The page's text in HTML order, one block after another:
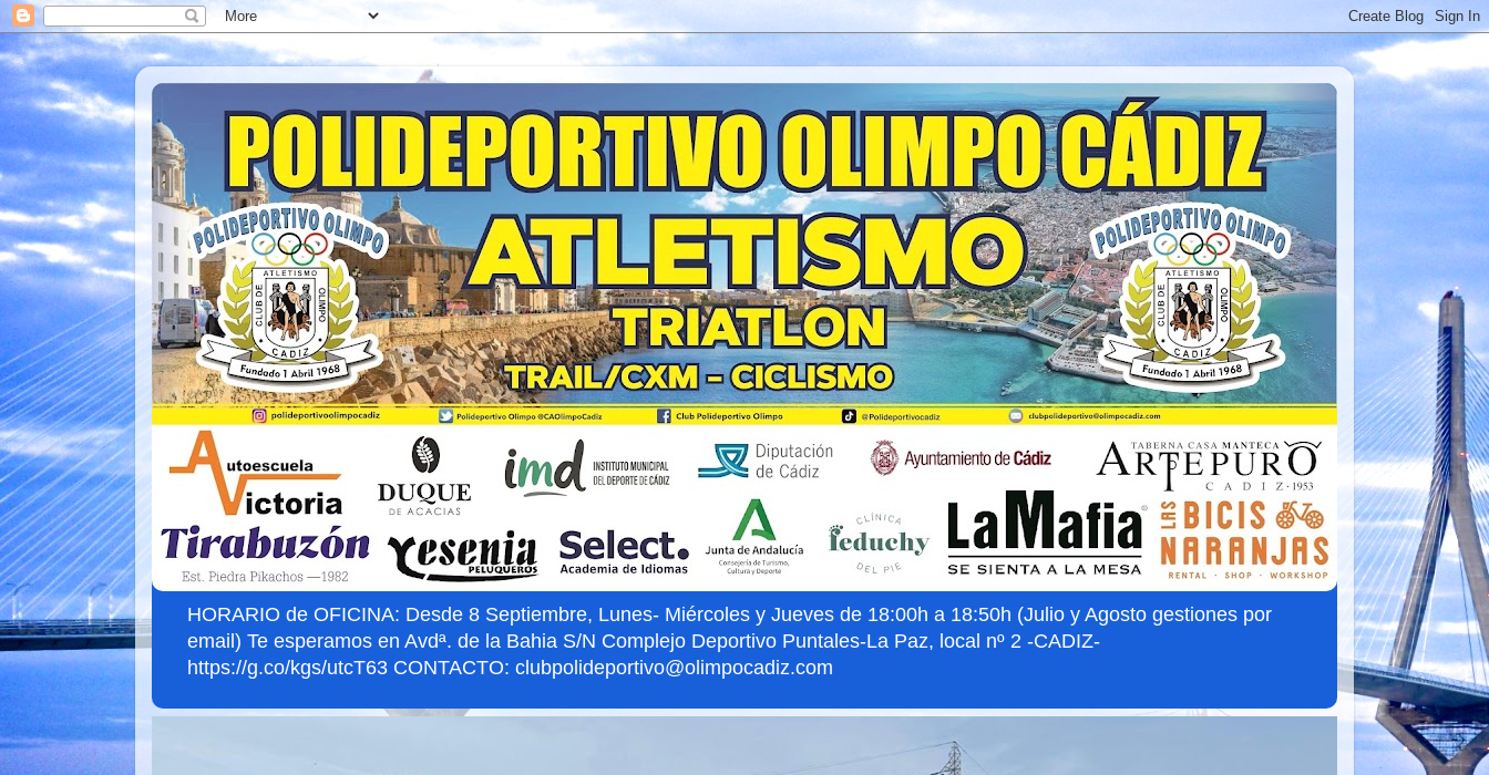
HORARIO de OFICINA: Desde 8 Septiembre, Lunes- Miércoles y Jueves de 18:00h a 18:50h (Julio y Agosto gestiones por
email) Te esperamos en Avdª. de la Bahia S/N Complejo Deportivo Puntales-La Paz, local nº 2 -CADIZ-
https://g.co/kgs/utcT63 CONTACTO: clubpolideportivo@olimpocadiz.com